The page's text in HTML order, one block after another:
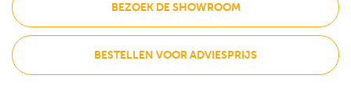
BEZOEK DE SHOWROOM
BESTELLEN VOOR ADVIESPRIJS